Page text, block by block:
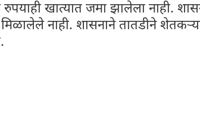
खात्यात जमा झालेला नाही.
नाही. शासनाने तातडीने